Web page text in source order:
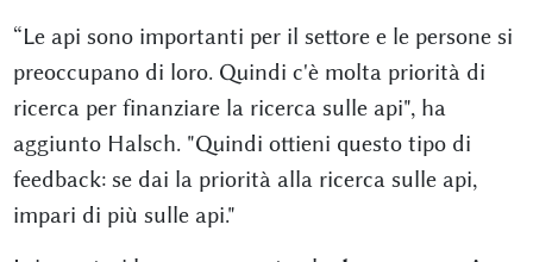
“Le api sono importanti per il settore e le persone si
preoccupano di loro. Quindi c'è molta priorità di
ricerca per finanziare la ricerca sulle api", ha
aggiunto Halsch. "Quindi ottieni questo tipo di
feedback: se dai la priorità alla ricerca sulle api,
impari di più sulle api."